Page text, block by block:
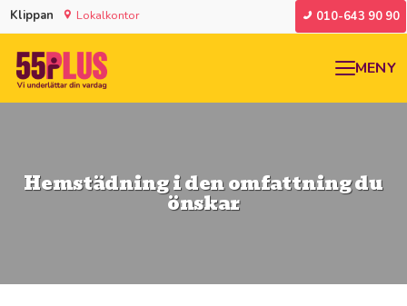
Klippan Lokalkontor 010-643 90 90
MENY
Hemstädning i den omfattning du
önskar